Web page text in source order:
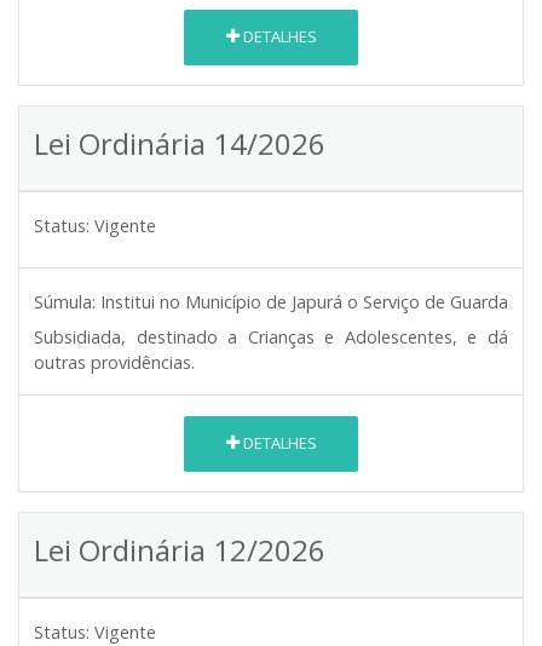
DETALHES
Lei Ordinária 14/2026
Status: Vigente
Súmula: Institui no Município de Japurá o Serviço de Guarda
Subsidiada, destinado a Crianças e Adolescentes, e dá
outras providências.
DETALHES
Lei Ordinária 12/2026
Status: Vigente